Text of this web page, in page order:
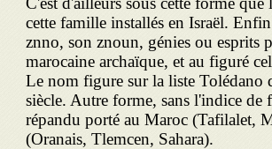
cette famille installés en Israël.
znno, son znoun, génies ou esprits
marocaine archaïque, et au figuré
Le nom figure sur la liste Tolédano
siècle. Autre forme, sans l'indice de
répandu porté au Maroc (Tafilalet,
(Oranais, Tlemcen, Sahara).